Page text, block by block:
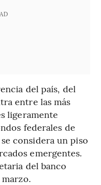
del país, del
entre las más
ligeramente
federales de
considera un piso
emergentes.
del banco